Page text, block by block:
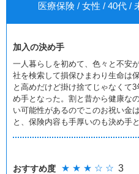
医療保険 / 女性 / 40代 /
加入の決め手
一人暮らしを初めて、色々と不安
社を検索して損保ひまわり生命は
と高めだけど掛け捨てじゃなくて
め手となった。割と昔から健康な
い可能性があるのでこのお祝い金
と、保険内容も手厚いのも決め手と
おすすめ度 ★ ★ ★ ☆ ☆ 3